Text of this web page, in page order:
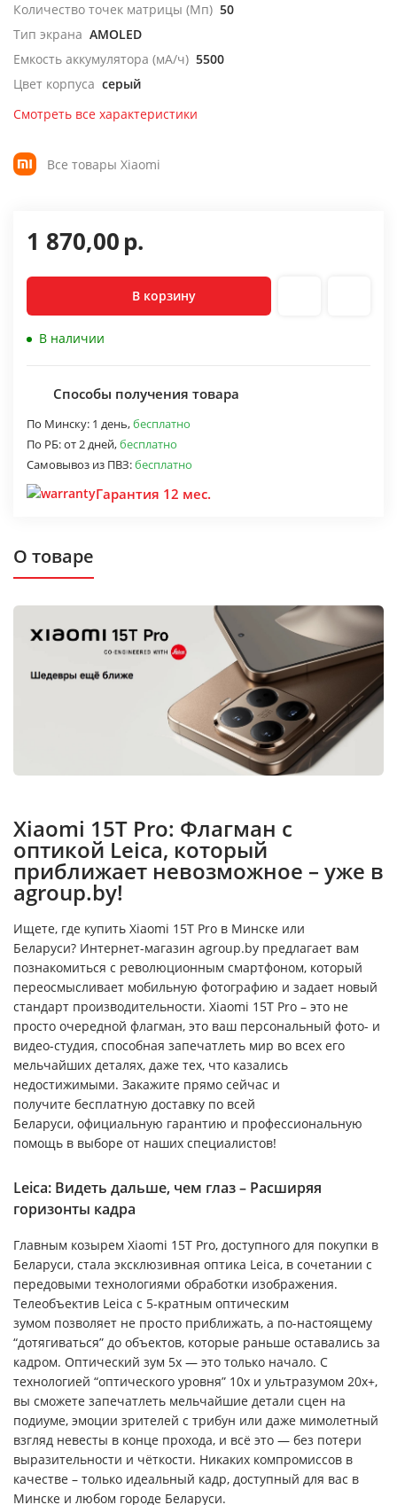
Количество точек матрицы (Мп) 50
Тип экрана AMOLED
Емкость аккумулятора (мА/ч) 5500
Цвет корпуса серый
Смотреть все характеристики
Все товары Xiaomi
1 870,00р.
В корзину
В наличии
Способы получения товара
По Минску: 1 день,бесплатно
По РБ:от 2 дней,бесплатно
Самовывоз из ПВЗ:бесплатно
Гарантия 12 мес.
О товаре
Xiaomi 15T Pro: Флагман с
оптикой Leica, который
приближает невозможное – уже в
agroup.by!
Ищете, где купить Xiaomi 15T Pro в Минске или
Беларуси? Интернет-магазин agroup.by предлагает вам
познакомиться с революционным смартфоном, который
переосмысливает мобильную фотографию и задает новый
стандарт производительности. Xiaomi 15T Pro – это не
просто очередной флагман, это ваш персональный фото- и
видео-студия, способная запечатлеть мир во всех его
мельчайших деталях, даже тех, что казались
недостижимыми. Закажите прямо сейчас и
получите бесплатную доставку по всей
Беларуси, официальную гарантию и профессиональную
помощь в выборе от наших специалистов!
Leica: Видеть дальше, чем глаз – Расширяя
горизонты кадра
Главным козырем Xiaomi 15T Pro, доступного для покупки в
Беларуси, стала эксклюзивная оптика Leica, в сочетании с
передовыми технологиями обработки изображения.
Телеобъектив Leica с 5-кратным оптическим
зумом позволяет не просто приближать, а по-настоящему
“дотягиваться” до объектов, которые раньше оставались за
кадром. Оптический зум 5x — это только начало. С
технологией “оптического уровня” 10x и ультразумом 20x+,
вы сможете запечатлеть мельчайшие детали сцен на
подиуме, эмоции зрителей с трибун или даже мимолетный
взгляд невесты в конце прохода, и всё это — без потери
выразительности и чёткости. Никаких компромиссов в
качестве – только идеальный кадр, доступный для вас в
Минске и любом городе Беларуси.